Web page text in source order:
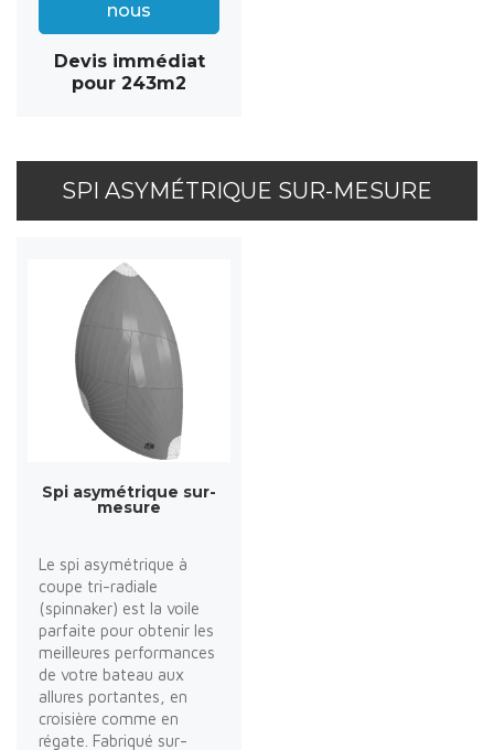
nous
Devis immédiat
pour 243m2
SPI ASYMÉTRIQUE SUR-MESURE
Spi asymétrique sur-
mesure
Le spi asymétrique à
coupe tri-radiale
(spinnaker) est la voile
parfaite pour obtenir les
meilleures performances
de votre bateau aux
allures portantes, en
croisière comme en
régate. Fabriqué sur-